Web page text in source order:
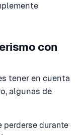
con
tener en cuenta
algunas de
perderse durante